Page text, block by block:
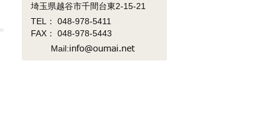
埼玉県越谷市千間台東2-15-21
TEL： 048-978-5411
FAX： 048-978-5443
Mail: